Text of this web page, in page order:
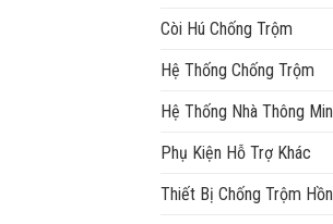
Còi Hú Chống Trộm
Hệ Thống Chống Trộm
Hệ Thống Nhà Thông
Phụ Kiện Hỗ Trợ Khác
Thiết Bị Chống Trộm